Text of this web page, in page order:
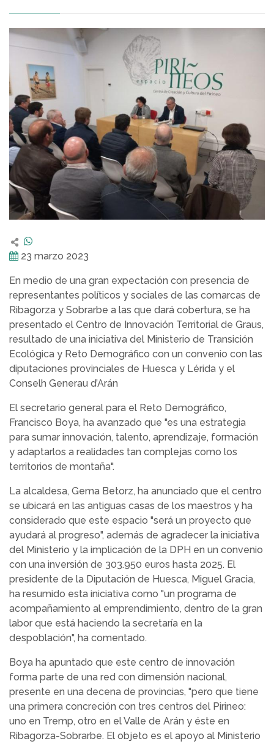
23 marzo 2023
En medio de una gran expectación con presencia de
representantes políticos y sociales de las comarcas de
Ribagorza y Sobrarbe a las que dará cobertura, se ha
presentado el Centro de Innovación Territorial de Graus,
resultado de una iniciativa del Ministerio de Transición
Ecológica y Reto Demográfico con un convenio con las
diputaciones provinciales de Huesca y Lérida y el
Conselh Generau d’Arán
El secretario general para el Reto Demográfico,
Francisco Boya, ha avanzado que "es una estrategia
para sumar innovación, talento, aprendizaje, formación
y adaptarlos a realidades tan complejas como los
territorios de montaña".
La alcaldesa, Gema Betorz, ha anunciado que el centro
se ubicará en las antiguas casas de los maestros y ha
considerado que este espacio "será un proyecto que
ayudará al progreso", además de agradecer la iniciativa
del Ministerio y la implicación de la DPH en un convenio
con una inversión de 303.950 euros hasta 2025. El
presidente de la Diputación de Huesca, Miguel Gracia,
ha resumido esta iniciativa como "un programa de
acompañamiento al emprendimiento, dentro de la gran
labor que está haciendo la secretaría en la
despoblación", ha comentado.
Boya ha apuntado que este centro de innovación
forma parte de una red con dimensión nacional,
presente en una decena de provincias, "pero que tiene
una primera concreción con tres centros del Pirineo:
uno en Tremp, otro en el Valle de Arán y éste en
Ribagorza-Sobrarbe. El objeto es el apoyo al Ministerio